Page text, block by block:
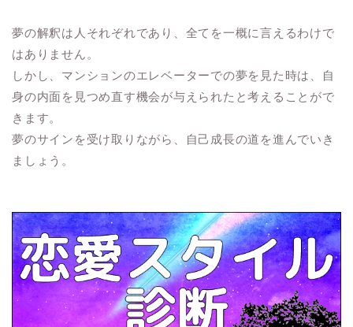
夢の解釈は人それぞれであり、全てを一概に言えるわけで
はありません。
しかし、マンションのエレベーターでの夢を見た時は、自
身の内面を見つめ直す機会が与えられたと考えることがで
きます。
夢のサインを受け取りながら、自己成長の道を進んでいき
ましょう。